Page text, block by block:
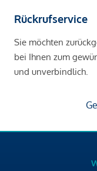
Rückrufservice
Sie möchten
bei Ihnen zum
und unverbindlich.